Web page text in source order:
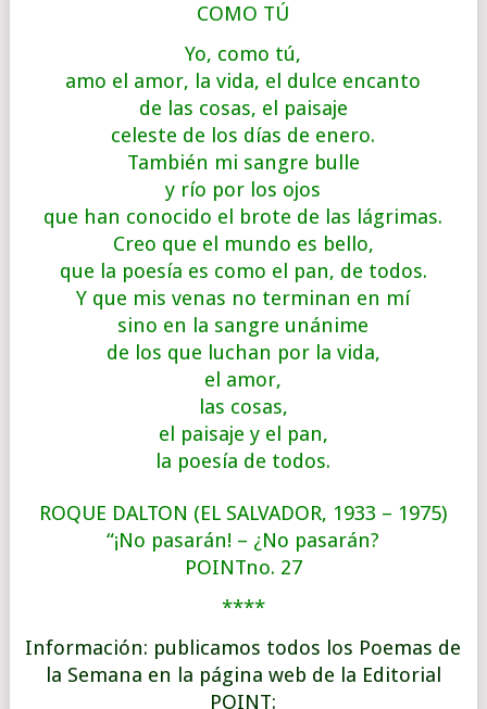
COMO TÚ
Yo, como tú,
amo el amor, la vida, el dulce encanto
de las cosas, el paisaje
celeste de los días de enero.
También mi sangre bulle
y río por los ojos
que han conocido el brote de las lágrimas.
Creo que el mundo es bello,
que la poesía es como el pan, de todos.
Y que mis venas no terminan en mí
sino en la sangre unánime
de los que luchan por la vida,
el amor,
las cosas,
el paisaje y el pan,
la poesía de todos.
ROQUE DALTON (EL SALVADOR, 1933 – 1975)
“¡No pasarán! – ¿No pasarán?
POINTno. 27
****
Información: publicamos todos los Poemas de
la Semana en la página web de la Editorial
POINT: